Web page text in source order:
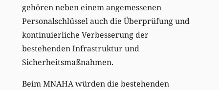
gehören neben einem angemessenen
Personalschlüssel auch die Überprüfung und
kontinuierliche Verbesserung der
bestehenden Infrastruktur und
Sicherheitsmaßnahmen.
Beim MNAHA würden die bestehenden